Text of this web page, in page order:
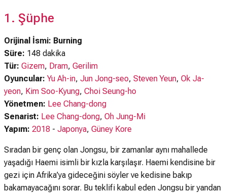
1. Şüphe
Orijinal İsmi: Burning
Süre: 148 dakika
Tür: Gizem, Dram, Gerilim
Oyuncular: Yu Ah-in, Jun Jong-seo, Steven Yeun, Ok Ja-
yeon, Kim Soo-Kyung, Choi Seung-ho
Yönetmen: Lee Chang-dong
Senarist: Lee Chang-dong, Oh Jung-Mi
Yapım: 2018 - Japonya, Güney Kore
Sıradan bir genç olan Jongsu, bir zamanlar aynı mahallede
yaşadığı Haemi isimli bir kızla karşılaşır. Haemi kendisine bir
gezi için Afrika’ya gideceğini söyler ve kedisine bakıp
bakamayacağını sorar. Bu teklifi kabul eden Jongsu bir yandan